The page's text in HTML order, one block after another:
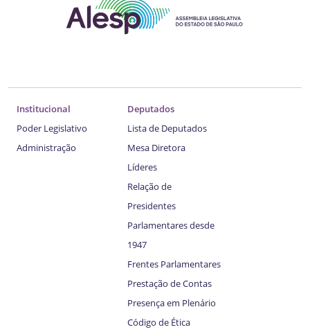
Institucional
Poder Legislativo
Administração
Deputados
Lista de Deputados
Mesa Diretora
Líderes
Relação de
Presidentes
Parlamentares desde
1947
Frentes Parlamentares
Prestação de Contas
Presença em Plenário
Código de Ética